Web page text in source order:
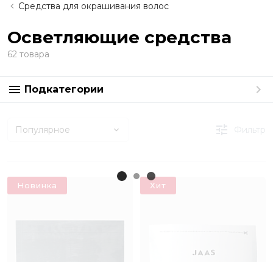
Средства для окрашивания волос
Осветляющие средства
62 товара
Подкатегории
Популярное Фильтр
Новинка Хит